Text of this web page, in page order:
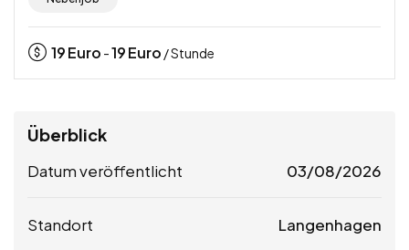
19Euro -19Euro / Stunde
Überblick
Datum veröffentlicht 03/08/2026
Standort Langenhagen